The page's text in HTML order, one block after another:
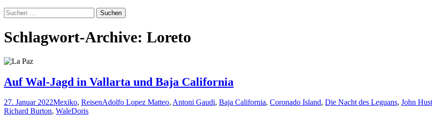
Suchen
nach:
Schlagwort-Archive: Loreto
Auf Wal-Jagd in Vallarta und Baja California
27. Januar 2022Mexiko, ReisenAdolfo Lopez Matteo, Antoni Gaudi, Baja California, Coronado Island, Die Nacht des Leguans, John
Richard Burton, WaleDoris